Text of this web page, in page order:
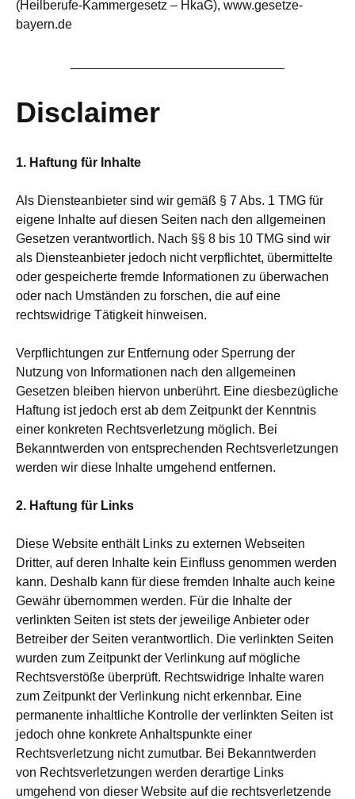
(Heilberufe-Kammergesetz – HkaG), www.gesetze-
bayern.de
Disclaimer
1. Haftung für Inhalte
Als Diensteanbieter sind wir gemäß § 7 Abs. 1 TMG für
eigene Inhalte auf diesen Seiten nach den allgemeinen
Gesetzen verantwortlich. Nach §§ 8 bis 10 TMG sind wir
als Diensteanbieter jedoch nicht verpflichtet, übermittelte
oder gespeicherte fremde Informationen zu überwachen
oder nach Umständen zu forschen, die auf eine
rechtswidrige Tätigkeit hinweisen.
Verpflichtungen zur Entfernung oder Sperrung der
Nutzung von Informationen nach den allgemeinen
Gesetzen bleiben hiervon unberührt. Eine diesbezügliche
Haftung ist jedoch erst ab dem Zeitpunkt der Kenntnis
einer konkreten Rechtsverletzung möglich. Bei
Bekanntwerden von entsprechenden Rechtsverletzungen
werden wir diese Inhalte umgehend entfernen.
2. Haftung für Links
Diese Website enthält Links zu externen Webseiten
Dritter, auf deren Inhalte kein Einfluss genommen werden
kann. Deshalb kann für diese fremden Inhalte auch keine
Gewähr übernommen werden. Für die Inhalte der
verlinkten Seiten ist stets der jeweilige Anbieter oder
Betreiber der Seiten verantwortlich. Die verlinkten Seiten
wurden zum Zeitpunkt der Verlinkung auf mögliche
Rechtsverstöße überprüft. Rechtswidrige Inhalte waren
zum Zeitpunkt der Verlinkung nicht erkennbar. Eine
permanente inhaltliche Kontrolle der verlinkten Seiten ist
jedoch ohne konkrete Anhaltspunkte einer
Rechtsverletzung nicht zumutbar. Bei Bekanntwerden
von Rechtsverletzungen werden derartige Links
umgehend von dieser Website auf die rechtsverletzende